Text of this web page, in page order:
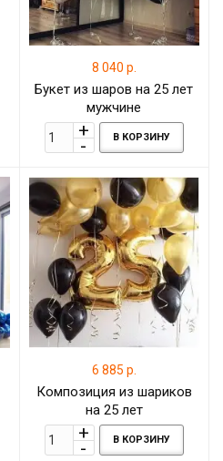
8 040 р.
Букет из шаров на 25 лет
мужчине
В КОРЗИНУ
6 885 р.
Композиция из шариков
на 25 лет
В КОРЗИНУ